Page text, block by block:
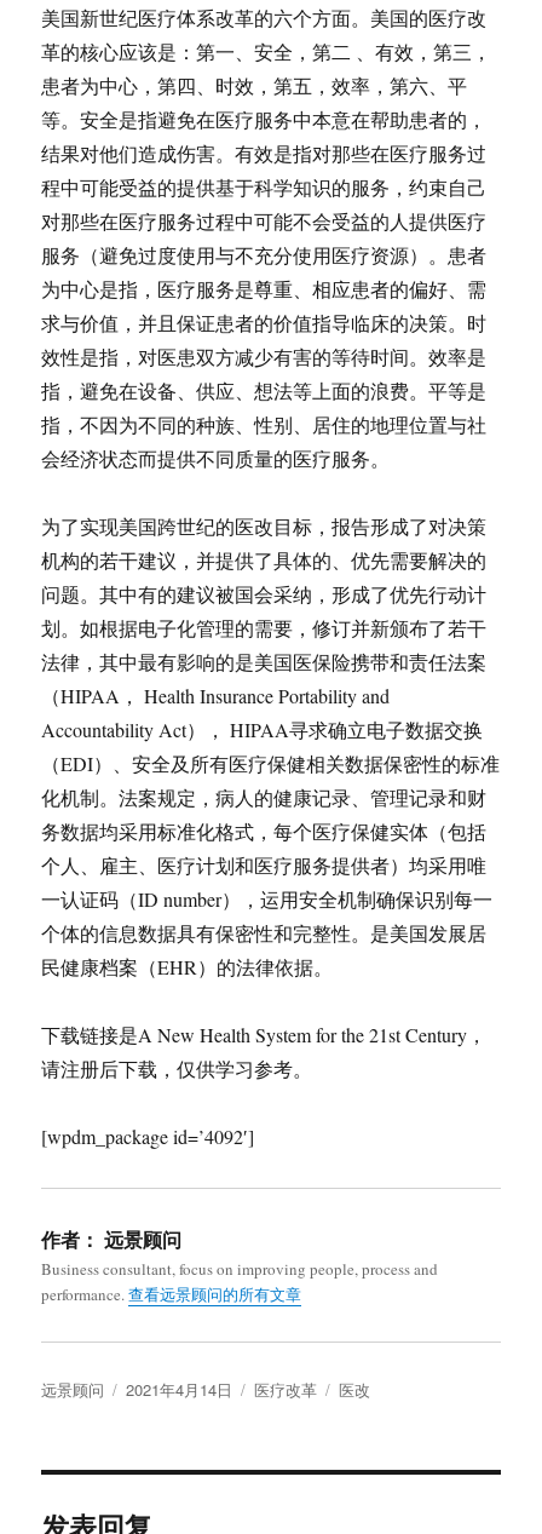
美国新世纪医疗体系改革的六个方面。美国的医疗改
革的核心应该是：第一、安全，第二 、有效，第三，
患者为中心，第四、时效，第五，效率，第六、平
等。安全是指避免在医疗服务中本意在帮助患者的，
结果对他们造成伤害。有效是指对那些在医疗服务过
程中可能受益的提供基于科学知识的服务，约束自己
对那些在医疗服务过程中可能不会受益的人提供医疗
服务（避免过度使用与不充分使用医疗资源）。患者
为中心是指，医疗服务是尊重、相应患者的偏好、需
求与价值，并且保证患者的价值指导临床的决策。时
效性是指，对医患双方减少有害的等待时间。效率是
指，避免在设备、供应、想法等上面的浪费。平等是
指，不因为不同的种族、性别、居住的地理位置与社
会经济状态而提供不同质量的医疗服务。
为了实现美国跨世纪的医改目标，报告形成了对决策
机构的若干建议，并提供了具体的、优先需要解决的
问题。其中有的建议被国会采纳，形成了优先行动计
划。如根据电子化管理的需要，修订并新颁布了若干
法律，其中最有影响的是美国医保险携带和责任法案
（HIPAA， Health Insurance Portability and
Accountability Act）， HIPAA寻求确立电子数据交换
（EDI）、安全及所有医疗保健相关数据保密性的标准
化机制。法案规定，病人的健康记录、管理记录和财
务数据均采用标准化格式，每个医疗保健实体（包括
个人、雇主、医疗计划和医疗服务提供者）均采用唯
一认证码（ID number），运用安全机制确保识别每一
个体的信息数据具有保密性和完整性。是美国发展居
民健康档案（EHR）的法律依据。
下载链接是A New Health System for the 21st Century，
请注册后下载，仅供学习参考。
[wpdm_package id=’4092′]
作者： 远景顾问
Business consultant, focus on improving people, process and
performance.查看远景顾问的所有文章
作
远景顾问
发
2021年4月14日
分
医疗改革
标
医改